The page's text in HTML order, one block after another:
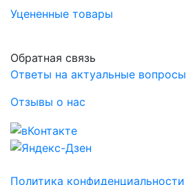
Уцененные товары
Обратная связь
Ответы на актуальные вопросы
Отзывы о нас
Политика конфиденциальности